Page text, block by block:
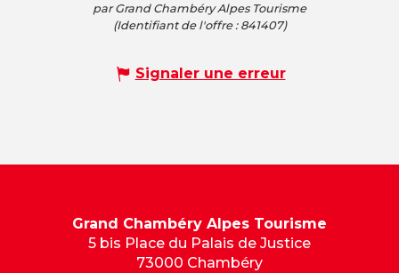
par Grand Chambéry Alpes Tourisme
(Identifiant de l'offre : 841407)
Signaler une erreur
Grand Chambéry Alpes Tourisme
5 bis Place du Palais de Justice
73000 Chambéry